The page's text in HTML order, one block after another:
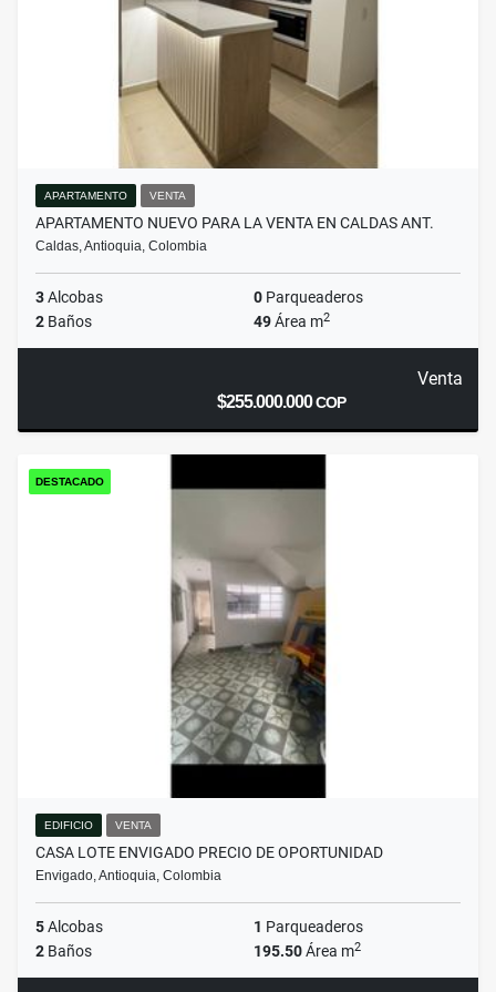
APARTAMENTO VENTA
APARTAMENTO NUEVO PARA LA VENTA EN CALDAS ANT.
Caldas, Antioquia, Colombia
3Alcobas 0 Parqueaderos
2 Baños 49Área m2
Venta
$255.000.000COP
DESTACADO
EDIFICIO VENTA
CASA LOTE ENVIGADO PRECIO DE OPORTUNIDAD
Envigado, Antioquia, Colombia
5Alcobas 1 Parqueaderos
2 Baños 195.50Área m2